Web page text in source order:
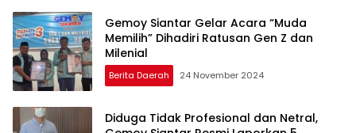
Gemoy Siantar Gelar Acara “Muda
Memilih” Dihadiri Ratusan Gen Z dan
Milenial
Berita Daerah 24 November 2024
Diduga Tidak Profesional dan Netral,